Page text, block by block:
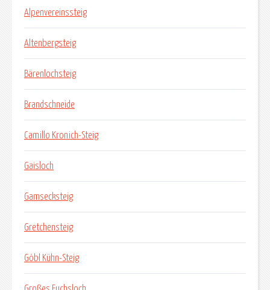
Alpenvereinssteig
Altenbergsteig
Bärenlochsteig
Brandschneide
Camillo Kronich-Steig
Gaisloch
Gamsecksteig
Gretchensteig
Göbl Kühn-Steig